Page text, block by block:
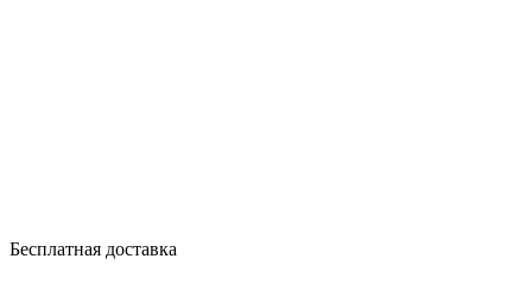
Бесплатная доставка